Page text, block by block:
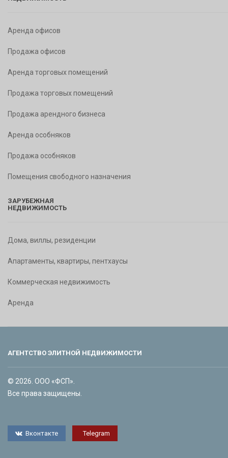
Аренда офисов
Продажа офисов
Аренда торговых помещений
Продажа торговых помещений
Продажа арендного бизнеса
Аренда особняков
Продажа особняков
Помещения свободного назначения
ЗАРУБЕЖНАЯ
НЕДВИЖИМОСТЬ
Дома, виллы, резиденции
Апартаменты, квартиры, пентхаусы
Коммерческая недвижимость
Аренда
АГЕНТСТВО ЭЛИТНОЙ НЕДВИЖИМОСТИ
© 2026. ООО «ФСП».
Все права защищены.
Вконтакте Telegram